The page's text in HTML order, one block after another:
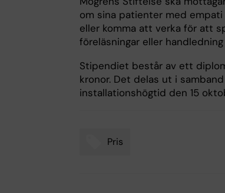
om sina patienter med
eller komma att verka för att
föreläsningar eller handledning
Stipendiet består av ett
kronor. Det delas ut i
installationshögtid den 15
Pris